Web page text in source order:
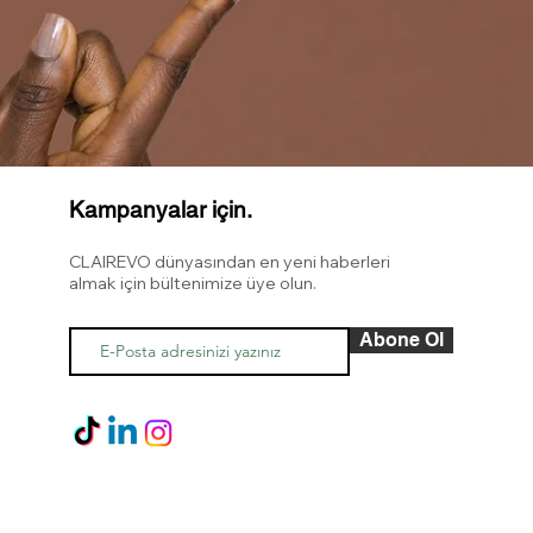
Kampanyalar için.
CLAIREVO dünyasından en yeni haberleri
almak için bültenimize üye olun.
Abone Ol